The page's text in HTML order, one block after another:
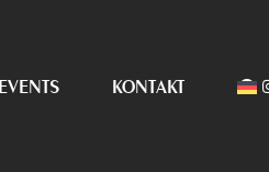
EVENTS KONTAKT